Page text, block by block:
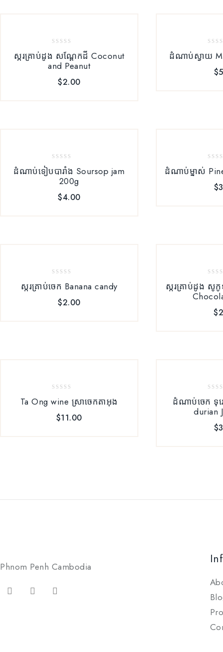
out
of
ស្ករគ្រាប់ដូង សណ្ដែកដី Coconut
and Peanut
$2.00
out
ដំណាប់ស្វាយ
$
out
ដំណាប់ទៀបបារាំង Soursop jam
200g
$4.00
out
ដំណាប់ម្នាស់
$
out
of
ស្ករគ្រាប់ចេក Banana candy
$2.00
out
of
ស្ករគ្រាប់ដូង សូ
$
out
of
Ta Ong wine ស្រាចេកតាអុង
$11.00
out
of
ដំណាប់ចេក ទុរ
durian
$
Phnom Penh Cambodia